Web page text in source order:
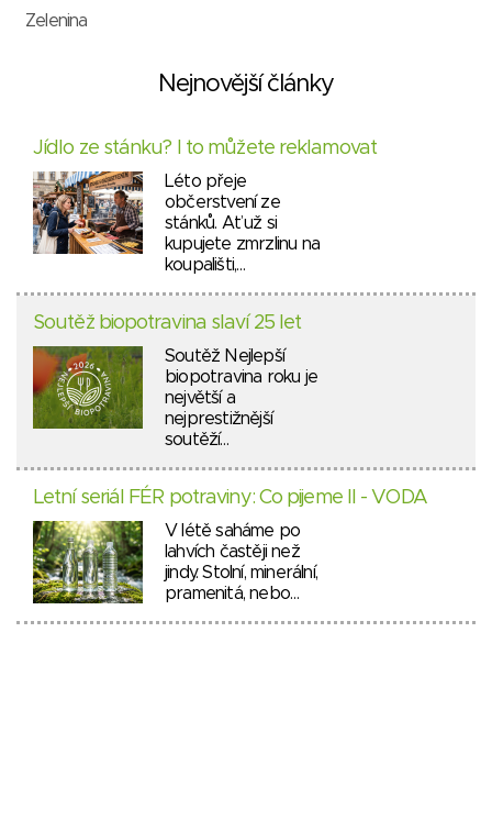
Zelenina
Nejnovější články
Jídlo ze stánku? I to můžete reklamovat
Léto přeje
občerstvení ze
stánků. Ať už si
kupujete zmrzlinu na
koupališti,…
Soutěž biopotravina slaví 25 let
Soutěž Nejlepší
biopotravina roku je
největší a
nejprestižnější
soutěží…
Letní seriál FÉR potraviny: Co pijeme II - VODA
V létě saháme po
lahvích častěji než
jindy. Stolní, minerální,
pramenitá, nebo…